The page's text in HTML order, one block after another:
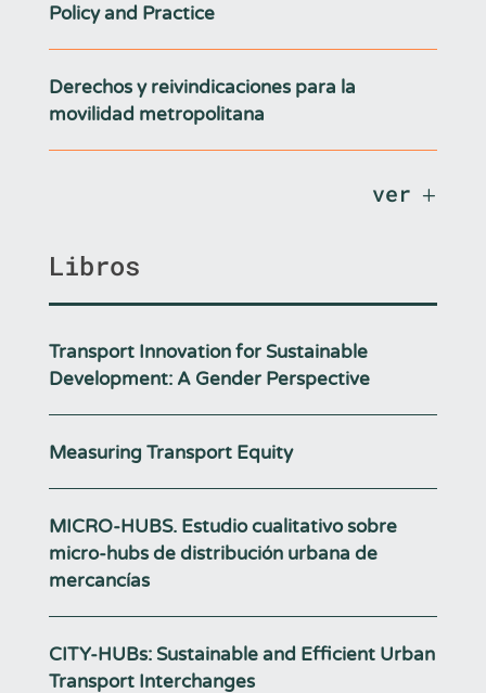
Policy and Practice
Derechos y reivindicaciones para la
movilidad metropolitana
ver
Libros
Transport Innovation for Sustainable
Development: A Gender Perspective
Measuring Transport Equity
MICRO-HUBS. Estudio cualitativo sobre
micro-hubs de distribución urbana de
mercancías
CITY-HUBs: Sustainable and Efficient Urban
Transport Interchanges